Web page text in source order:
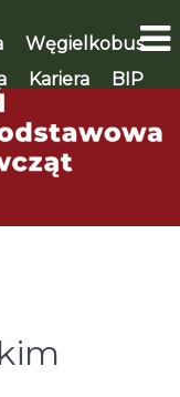
Węgielkobus
Kariera BIP
🡪